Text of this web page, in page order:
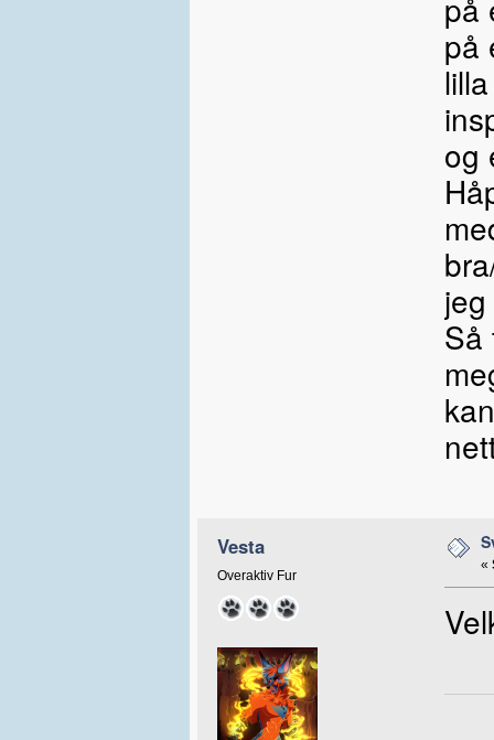
på
og
Så
Vesta
Overaktiv Fur
«